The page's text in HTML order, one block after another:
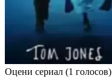
Оцени сериал (1 голосов)